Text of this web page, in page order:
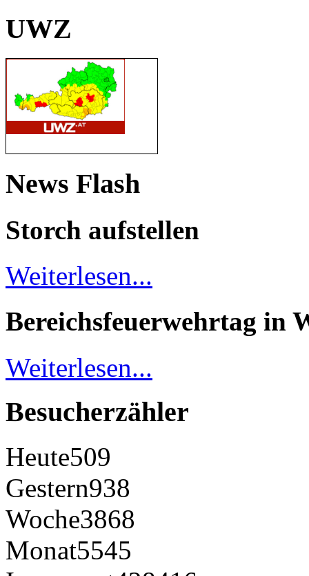
UWZ
News Flash
Storch aufstellen
Weiterlesen...
Bereichsfeuerwehrtag in
Weiterlesen...
Besucherzähler
Heute509
Gestern938
Woche3868
Monat5545